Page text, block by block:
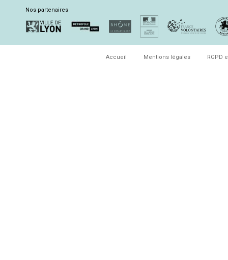
Nos partenaires
Accueil Mentions légales RGPD